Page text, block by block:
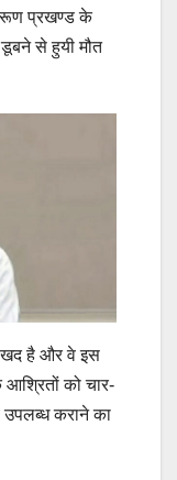
प्रखण्ड के
से हुयी मौत
है और वे इस
को चार-
कराने का